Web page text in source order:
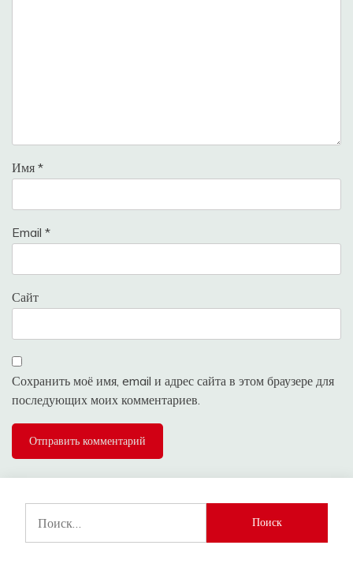
Имя *
Email *
Сайт
Сохранить моё имя, email и адрес сайта в этом браузере для
последующих моих комментариев.